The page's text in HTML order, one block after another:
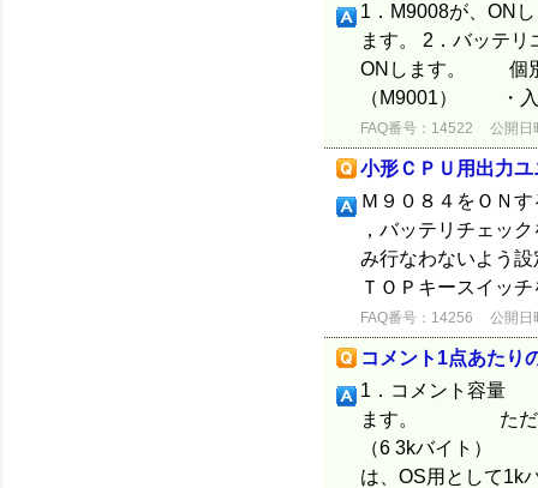
1．M9008が、ON
ます。 2．バッテ
ONします。 個別
（M9001） ・
FAQ番号：14522 公開日
小形ＣＰＵ用出力
Ｍ９０８４をＯＮ
，バッテリチェッ
み行なわないよう
ＴＯＰキースイッ
FAQ番号：14256 公開日
コメント1点あたり
1．コメント容量
ます。 ただしパ
（6 3kバイト
は、OS用とし